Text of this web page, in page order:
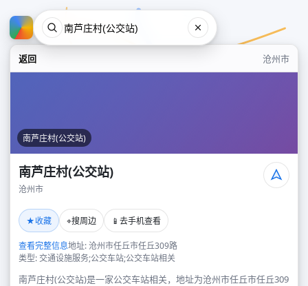
返回 沧州市
南芦庄村(公交站)
南芦庄村(公交站)
沧州市
★收藏 ⌖搜周边 📱 去手机查看
查看完整信息地址: 沧州市任丘市任丘309路
类型: 交通设施服务;公交车站;公交车站相关
南芦庄村(公交站)是一家公交车站相关，地址为沧州市任丘市任丘309